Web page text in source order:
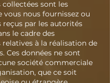
collectées sont les
vous nous fournissez ou
reçus par les autorités
le cadre des
à la réalisation de
Ces données ne sont
société commerciale
que ce soit